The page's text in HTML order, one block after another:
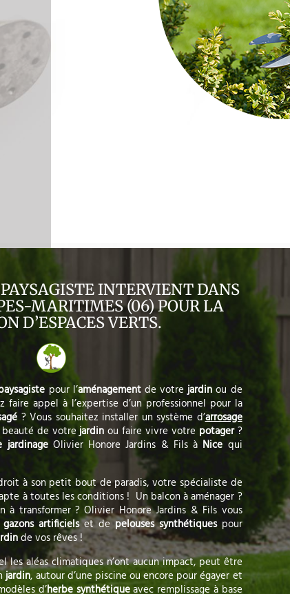
INTERVIENT DANS
MARITIMES (06) POUR LA
D’ESPACES VERTS.
pour l’aménagement de votrejardin ou de
faire appel à l’expertise d’un professionnel pour la
? Vous souhaitez installer un système d’arrosage
de votrejardin ou faire vivre votre potager?
jardinageOlivier Honore Jardins & Fils à Nice qui
à son petit bout de paradis, votre spécialiste de
à toutes les conditions ! Un balcon à aménager ?
à transformer ? Olivier Honore Jardins & Fils vous
gazons artificielset depelouses synthétiquespour
de vos rêves !
les aléas climatiques n’ont aucun impact, peut être
jardin, autour d’une piscine ou encore pour égayer et
d’herbe synthétiqueavec remplissage à base